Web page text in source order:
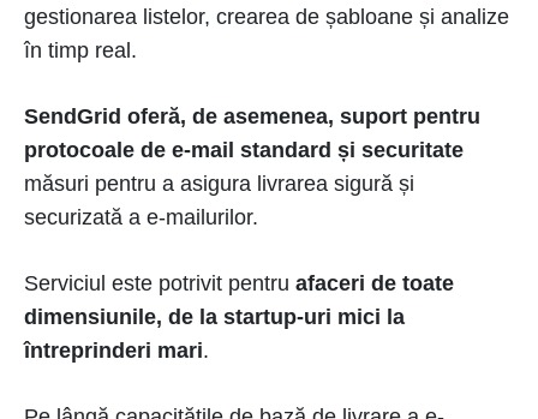
gestionarea listelor, crearea de șabloane și analize
în timp real.
SendGrid oferă, de asemenea, suport pentru
protocoale de e-mail standard și securitate
măsuri pentru a asigura livrarea sigură și
securizată a e-mailurilor.
Serviciul este potrivit pentru afaceri de toate
dimensiunile, de la startup-uri mici la
întreprinderi mari.